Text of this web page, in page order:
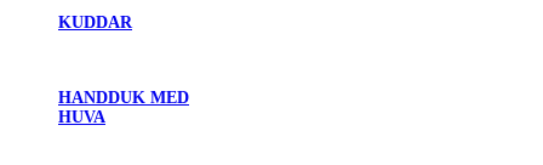
KUDDAR
HANDDUK MED
HUVA